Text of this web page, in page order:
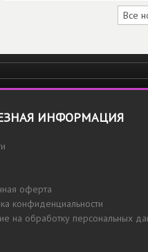
Все
ИНФОРМАЦИЯ
оферта
конфиденциальности
на обработку персональных